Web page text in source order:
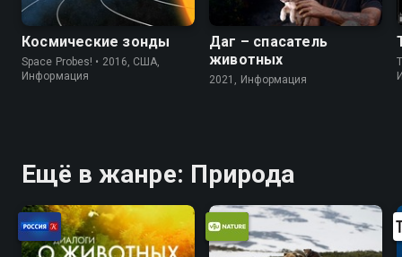
Космические зонды
Space Probes! • 2016, США,
Информация
Даг – спасатель
животных
2021, Информация
Ещё в жанре: Природа